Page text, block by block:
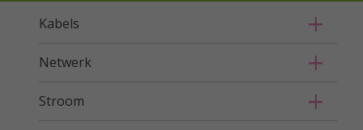
Kabels
Netwerk
Stroom